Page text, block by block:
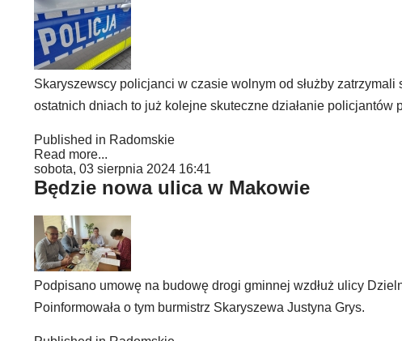
Skaryszewscy policjanci w czasie wolnym od służby
ostatnich dniach to już kolejne skuteczne działanie policjantów
Published in Radomskie
Read more...
sobota, 03 sierpnia 2024 16:41
Będzie nowa ulica w Makowie
Podpisano umowę na budowę drogi gminnej wzdłuż ulicy
Poinformowała o tym burmistrz Skaryszewa Justyna Grys.